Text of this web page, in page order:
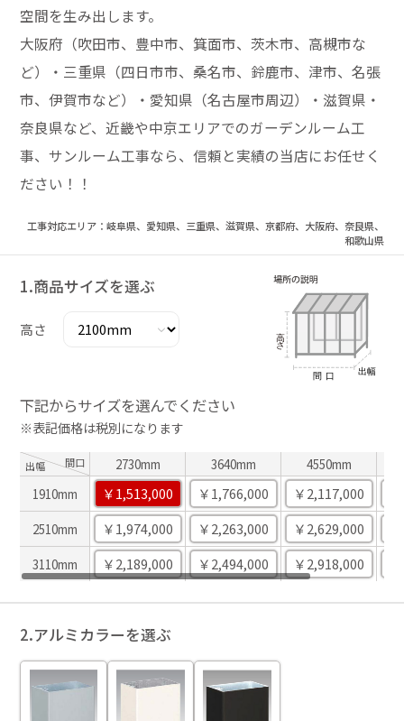
空間を生み出します。
大阪府（吹田市、豊中市、箕面市、茨木市、高槻市な
ど）・三重県（四日市市、桑名市、鈴鹿市、津市、名張
市、伊賀市など）・愛知県（名古屋市周辺）・滋賀県・
奈良県など、近畿や中京エリアでのガーデンルーム工
事、サンルーム工事なら、信頼と実績の当店にお任せく
ださい！！
工事対応エリア：岐阜県、愛知県、三重県、滋賀県、京都府、大阪府、奈良県、
和歌山県
1.商品サイズを選ぶ
高さ
下記からサイズを選んでください
※表記価格は税別になります
出幅 間口 2730mm 3640mm 4550mm
1910mm
￥1,513,000 ￥1,766,000 ￥2,117,000
2510mm ￥1,974,000 ￥2,263,000 ￥2,629,000
3110mm ￥2,189,000 ￥2,494,000 ￥2,918,000
2.アルミカラーを選ぶ